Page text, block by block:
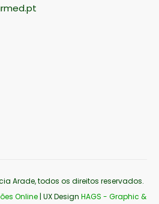
Arade, todos os direitos reservados.
Online | UX Design HAGS - Graphic &